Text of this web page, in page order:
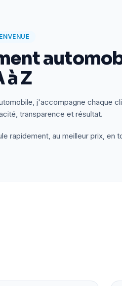
à Z
j'accompagne chaque
transparence et résultat.
rapidement, au meilleur prix, en